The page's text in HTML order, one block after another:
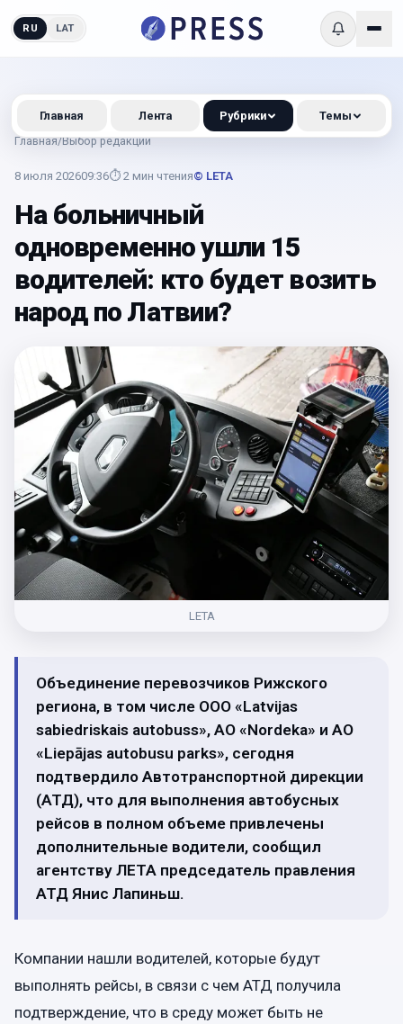
RU LAT
Главная/Выбор редакции
8 июля 202609:36⏱ 2 мин чтения© LETA
На больничный
одновременно ушли 15
водителей: кто будет возить
народ по Латвии?
LETA
Объединение перевозчиков Рижского
региона, в том числе ООО «Latvijas
sabiedriskais autobuss», АО «Nordeka» и АО
«Liepājas autobusu parks», сегодня
подтвердило Автотранспортной дирекции
(АТД), что для выполнения автобусных
рейсов в полном объеме привлечены
дополнительные водители, сообщил
агентству ЛЕТА председатель правления
АТД Янис Лапиньш.
Компании нашли водителей, которые будут
выполнять рейсы, в связи с чем АТД получила
подтверждение, что в среду может быть не
Главная Лента Рубрики Темы